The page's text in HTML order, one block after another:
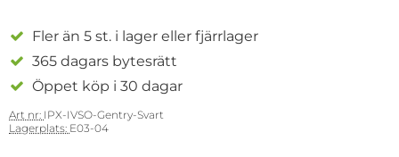
Fler än 5 st. i lager eller fjärrlager
365 dagars bytesrätt
Öppet köp i 30 dagar
Art nr: IPX-IVSO-Gentry-Svart
Lagerplats: E03-04